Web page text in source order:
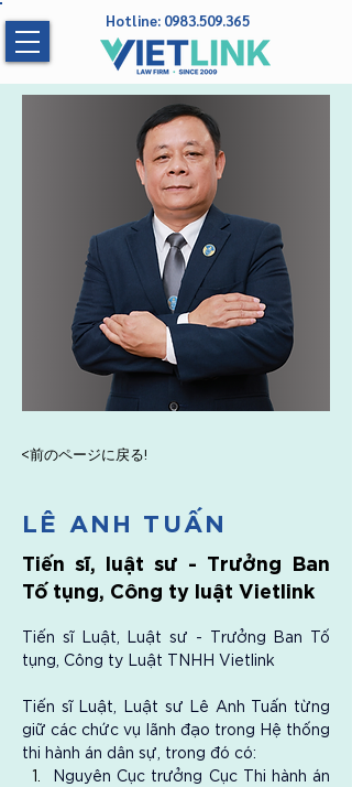
Hotline: 0983.509.365
<前のページに戻る!
LÊ ANH TUẤN
Tiến sĩ, luật sư - Trưởng Ban
Tố tụng, Công ty luật Vietlink
Tiến sĩ Luật, Luật sư - Trưởng Ban Tố
tụng, Công ty Luật TNHH Vietlink
Tiến sĩ Luật, Luật sư Lê Anh Tuấn từng
giữ các chức vụ lãnh đạo trong Hệ thống
thi hành án dân sự, trong đó có:
Nguyên Cục trưởng Cục Thi hành án